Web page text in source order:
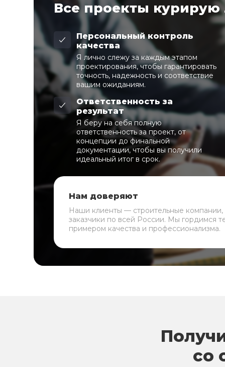
Все проекты курирую
Персональный контроль
качества
Я лично слежу за каждым этапом
проектирования, чтобы гарантировать
точность, надежность и соответствие
вашим ожиданиям.
Ответственность за
результат
Я беру на себя полную
ответственность за проект, от
концепции до финальной
документации, чтобы вы получили
идеальный итог в срок.
Нам доверяют
Наши клиенты — строительные
заказчики по всей России. Мы гордимся
примером качества и профессионализма.
со